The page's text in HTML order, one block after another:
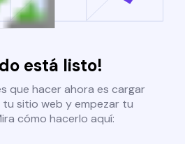
está listo!
que hacer ahora es cargar
sitio web y empezar tu
cómo hacerlo aquí: